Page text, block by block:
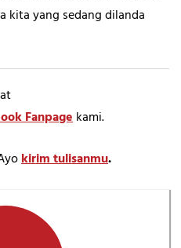
kita yang sedang dilanda
Fanpagekami.
kirim tulisanmu.